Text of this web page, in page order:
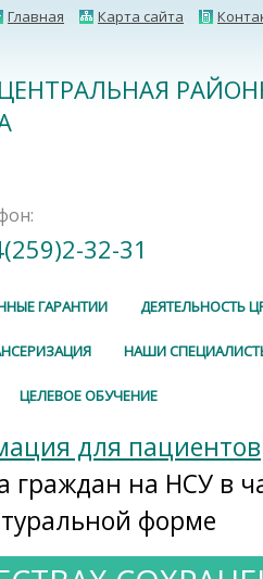
Главная Карта сайта
32-31
ГАРАНТИИ ДЕЯТЕЛЬНОСТЬ
НАШИ
ЦЕЛЕВОЕ ОБУЧЕНИЕ
для пациентов
граждан на НСУ в
форме